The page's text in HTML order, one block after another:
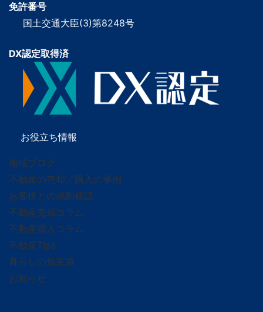
免許番号
国土交通大臣(3)第8248号
DX認定取得済
お役立ち情報
地域ブログ
不動産の売却／購入の事例
お客様との感動秘話
不動産売却コラム
不動産購入コラム
不動産Tips
暮らしの知恵袋
お知らせ